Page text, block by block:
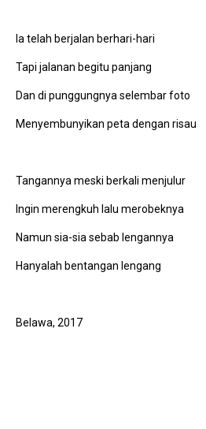
Ia telah berjalan berhari-hari
Tapi jalanan begitu panjang
Dan di punggungnya selembar foto
Menyembunyikan peta dengan risau
Tangannya meski berkali menjulur
Ingin merengkuh lalu merobeknya
Namun sia-sia sebab lengannya
Hanyalah bentangan lengang
Belawa, 2017